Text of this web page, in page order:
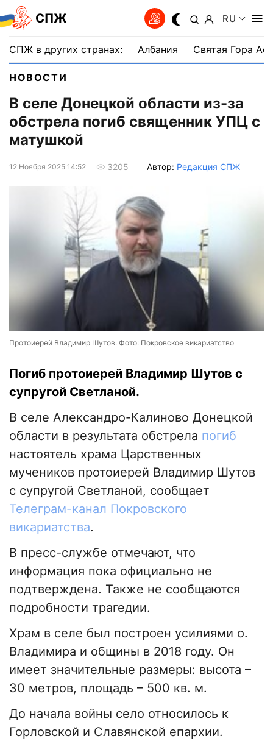
СПЖ RU
СПЖ в других странах: Албания Святая Гора
НОВОСТИ
В селе Донецкой области из-за
обстрела погиб священник УПЦ с
матушкой
12 Ноября 2025 14:52 3205 Автор: Редакция СПЖ
Протоиерей Владимир Шутов. Фото: Покровское викариатство
Погиб протоиерей Владимир Шутов с
супругой Светланой.
В селе Александро-Калиново Донецкой
области в результата обстрела погиб
настоятель храма Царственных
мучеников протоиерей Владимир Шутов
с супругой Светланой, сообщает
Телеграм-канал Покровского
викариатства.
В пресс-службе отмечают, что
информация пока официально не
подтверждена. Также не сообщаются
подробности трагедии.
Храм в селе был построен усилиями о.
Владимира и общины в 2018 году. Он
имеет значительные размеры: высота –
30 метров, площадь – 500 кв. м.
До начала войны село относилось к
Горловской и Славянской епархии.